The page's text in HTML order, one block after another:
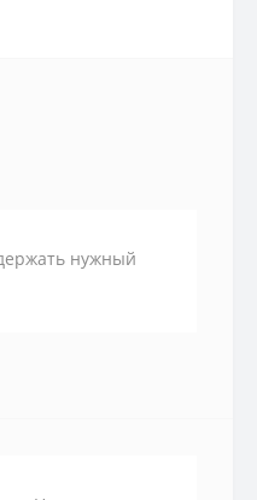
нужный